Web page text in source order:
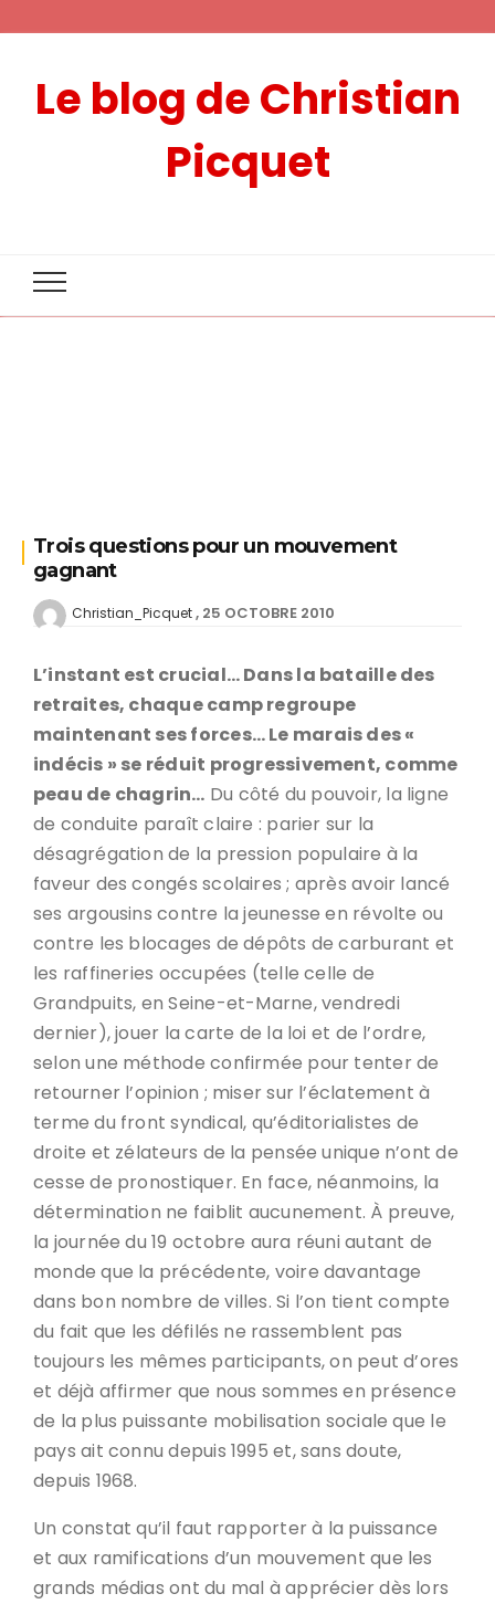
Le blog de Christian
Picquet
Trois questions pour un mouvement
gagnant
Christian_Picquet 25 OCTOBRE 2010
L’instant est crucial… Dans la bataille des
retraites, chaque camp regroupe
maintenant ses forces… Le marais des «
indécis » se réduit progressivement, comme
peau de chagrin… Du côté du pouvoir, la ligne
de conduite paraît claire : parier sur la
désagrégation de la pression populaire à la
faveur des congés scolaires ; après avoir lancé
ses argousins contre la jeunesse en révolte ou
contre les blocages de dépôts de carburant et
les raffineries occupées (telle celle de
Grandpuits, en Seine-et-Marne, vendredi
dernier), jouer la carte de la loi et de l’ordre,
selon une méthode confirmée pour tenter de
retourner l’opinion ; miser sur l’éclatement à
terme du front syndical, qu’éditorialistes de
droite et zélateurs de la pensée unique n’ont de
cesse de pronostiquer. En face, néanmoins, la
détermination ne faiblit aucunement. À preuve,
la journée du 19 octobre aura réuni autant de
monde que la précédente, voire davantage
dans bon nombre de villes. Si l’on tient compte
du fait que les défilés ne rassemblent pas
toujours les mêmes participants, on peut d’ores
et déjà affirmer que nous sommes en présence
de la plus puissante mobilisation sociale que le
pays ait connu depuis 1995 et, sans doute,
depuis 1968.
Un constat qu’il faut rapporter à la puissance
et aux ramifications d’un mouvement que les
grands médias ont du mal à apprécier dès lors